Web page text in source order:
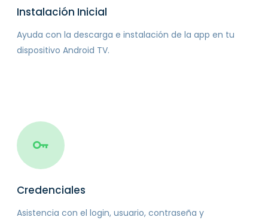
Instalación Inicial
Ayuda con la descarga e instalación de la app en tu
dispositivo Android TV.
Credenciales
Asistencia con el login, usuario, contraseña y